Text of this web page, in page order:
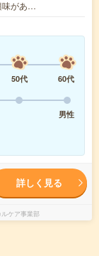
味があ…
50代
60代
男性
詳しく見る
ケア事業部